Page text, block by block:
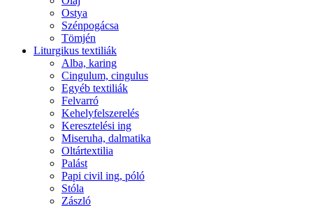
Ostya
Szénpogácsa
Tömjén
Liturgikus textiliák
Alba, karing
Cingulum, cingulus
Egyéb textiliák
Felvarró
Kehelyfelszerelés
Keresztelési ing
Miseruha, dalmatika
Oltártextilia
Palást
Papi civil ing, póló
Stóla
Zászló